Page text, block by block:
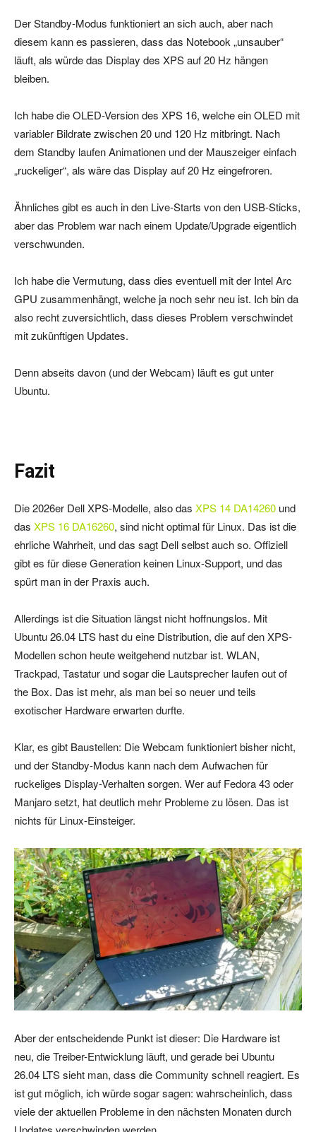
Der Standby-Modus funktioniert an sich auch, aber nach
diesem kann es passieren, dass das Notebook „unsauber“
läuft, als würde das Display des XPS auf 20 Hz hängen
bleiben.
Ich habe die OLED-Version des XPS 16, welche ein OLED mit
variabler Bildrate zwischen 20 und 120 Hz mitbringt. Nach
dem Standby laufen Animationen und der Mauszeiger einfach
„ruckeliger“, als wäre das Display auf 20 Hz eingefroren.
Ähnliches gibt es auch in den Live-Starts von den USB-Sticks,
aber das Problem war nach einem Update/Upgrade eigentlich
verschwunden.
Ich habe die Vermutung, dass dies eventuell mit der Intel Arc
GPU zusammenhängt, welche ja noch sehr neu ist. Ich bin da
also recht zuversichtlich, dass dieses Problem verschwindet
mit zukünftigen Updates.
Denn abseits davon (und der Webcam) läuft es gut unter
Ubuntu.
Fazit
Die 2026er Dell XPS-Modelle, also das XPS 14 DA14260 und
das XPS 16 DA16260, sind nicht optimal für Linux. Das ist die
ehrliche Wahrheit, und das sagt Dell selbst auch so. Offiziell
gibt es für diese Generation keinen Linux-Support, und das
spürt man in der Praxis auch.
Allerdings ist die Situation längst nicht hoffnungslos. Mit
Ubuntu 26.04 LTS hast du eine Distribution, die auf den XPS-
Modellen schon heute weitgehend nutzbar ist. WLAN,
Trackpad, Tastatur und sogar die Lautsprecher laufen out of
the Box. Das ist mehr, als man bei so neuer und teils
exotischer Hardware erwarten durfte.
Klar, es gibt Baustellen: Die Webcam funktioniert bisher nicht,
und der Standby-Modus kann nach dem Aufwachen für
ruckeliges Display-Verhalten sorgen. Wer auf Fedora 43 oder
Manjaro setzt, hat deutlich mehr Probleme zu lösen. Das ist
nichts für Linux-Einsteiger.
Aber der entscheidende Punkt ist dieser: Die Hardware ist
neu, die Treiber-Entwicklung läuft, und gerade bei Ubuntu
26.04 LTS sieht man, dass die Community schnell reagiert. Es
ist gut möglich, ich würde sogar sagen: wahrscheinlich, dass
viele der aktuellen Probleme in den nächsten Monaten durch